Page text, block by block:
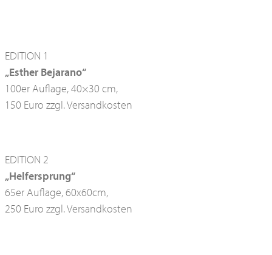
EDITION 1
„Esther Bejarano“
100er Auflage, 40×30 cm,
150 Euro zzgl. Versandkosten
EDITION 2
„Helfersprung“
65er Auflage, 60x60cm,
250 Euro zzgl. Versandkosten